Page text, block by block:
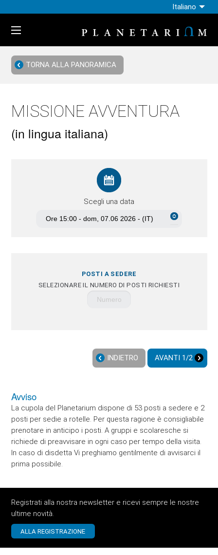
Italiano
TORNA ALLA PANORAMICA
MISSIONE AVVENTURA
(in lingua italiana)
Scegli una data
POSTI A SEDERE
SELEZIONARE IL NUMERO DI POSTI RICHIESTI
INDIETRO AVANTI 1/2
Avviso
La cupola del Planetarium dispone di 53 posti a sedere e 2
posti per sedie a rotelle. Per questa ragione è consigliabile
prenotare in anticipo i posti. A gruppi e scolaresche si
richiede di preavvisare in ogni caso per tempo della visita.
In caso di disdetta Vi preghiamo gentilmente di avvisarci il
prima possibile.
Registrati alla nostra newsletter e ricevi sempre le nostre
ultime novità.